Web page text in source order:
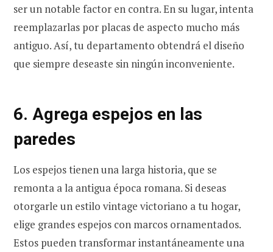
ser un notable factor en contra. En su lugar, intenta
reemplazarlas por placas de aspecto mucho más
antiguo. Así, tu departamento obtendrá el diseño
que siempre deseaste sin ningún inconveniente.
6. Agrega espejos en las
paredes
Los espejos tienen una larga historia, que se
remonta a la antigua época romana. Si deseas
otorgarle un estilo vintage victoriano a tu hogar,
elige grandes espejos con marcos ornamentados.
Estos pueden transformar instantáneamente una